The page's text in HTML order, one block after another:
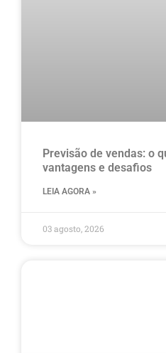
Previsão de vendas: o
vantagens e desafios
LEIA AGORA »
03 agosto, 2026